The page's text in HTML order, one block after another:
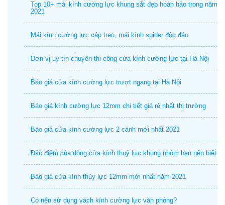
Top 10+ mái kính cường lực khung sắt đẹp hoàn hảo trong năm
2021
Mái kính cường lực cáp treo, mái kính spider độc đáo
Đơn vị uy tín chuyên thi công cửa kính cường lực tại Hà Nội
Báo giá cửa kính cường lực trượt ngang tại Hà Nội
Báo giá kính cường lực 12mm chi tiết giá rẻ nhất thị trường
Báo giá cửa kính cường lực 2 cánh mới nhất 2021
Đặc điểm của dòng cửa kính thuỷ lực khung nhôm bạn nên biết
Báo giá cửa kính thủy lực 12mm mới nhất năm 2021
Có nên sử dụng vách kính cường lực văn phòng?